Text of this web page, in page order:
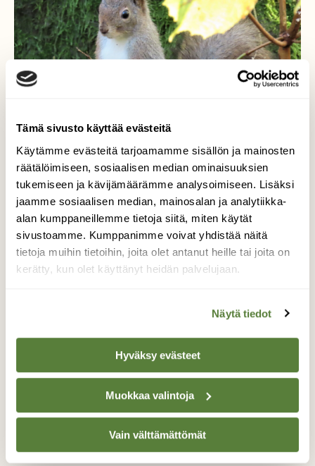
Tämä sivusto käyttää evästeitä
Käytämme evästeitä tarjoamamme sisällön ja mainosten
räätälöimiseen, sosiaalisen median ominaisuuksien
tukemiseen ja kävijämäärämme analysoimiseen. Lisäksi
jaamme sosiaalisen median, mainosalan ja analytiikka-
alan kumppaneillemme tietoja siitä, miten käytät
sivustoamme. Kumppanimme voivat yhdistää näitä
tietoja muihin tietoihin, joita olet antanut heille tai joita on
kerätty, kun olet käyttänyt heidän palvelujaan.
Näytä tiedot
Hyväksy evästeet
Muokkaa valintoja
Vain välttämättömät
Orava
turkkinsa väritystä
Valokuvaaja: Birgit Silvennoinen, Lohja,
Pähkinäniemi 28.10.2020
TAKAISIN LISTAAN